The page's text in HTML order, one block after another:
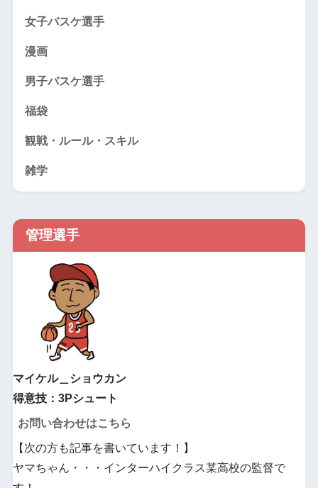
女子バスケ選手
漫画
男子バスケ選手
福袋
観戦・ルール・スキル
雑学
管理選手
マイケル＿ショウカン
得意技：3Pシュート
お問い合わせはこちら
【次の方も記事を書いています！】
ヤマちゃん・・・インターハイクラス某高校の監督で